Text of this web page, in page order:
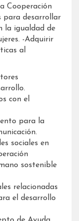
Cooperación
para desarrollar
la igualdad de
-Adquirir
al
con el
para la
sociales en
sostenible
relacionadas
el desarrollo